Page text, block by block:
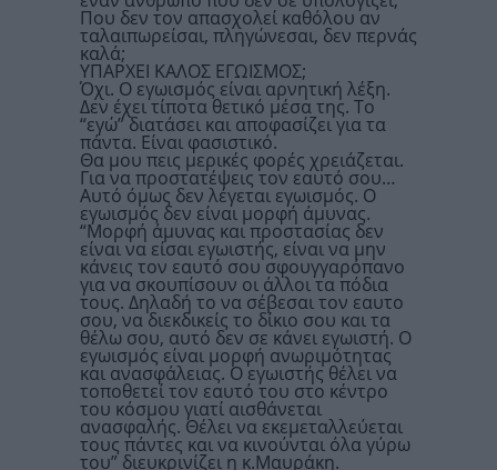
Που δεν τον απασχολεί καθόλου αν
ταλαιπωρείσαι, πληγώνεσαι, δεν περνάς
καλά;
ΥΠΑΡΧΕΙ ΚΑΛΟΣ ΕΓΩΙΣΜΟΣ;
Όχι. Ο εγωισμός είναι αρνητική λέξη.
Δεν έχει τίποτα θετικό μέσα της. Το
“εγώ” διατάσει και αποφασίζει για τα
πάντα. Είναι φασιστικό.
Θα μου πεις μερικές φορές χρειάζεται.
Για να προστατέψεις τον εαυτό σου…
Αυτό όμως δεν λέγεται εγωισμός. Ο
εγωισμός δεν είναι μορφή άμυνας.
“Μορφή άμυνας και προστασίας δεν
είναι να είσαι εγωιστής, είναι να μην
κάνεις τον εαυτό σου σφουγγαρόπανο
για να σκουπίσουν οι άλλοι τα πόδια
τους. Δηλαδή το να σέβεσαι τον εαυτο
σου, να διεκδικείς το δίκιο σου και τα
θέλω σου, αυτό δεν σε κάνει εγωιστή. Ο
εγωισμός είναι μορφή ανωριμότητας
και ανασφάλειας. Ο εγωιστής θέλει να
τοποθετεί τον εαυτό του στο κέντρο
του κόσμου γιατί αισθάνεται
ανασφαλής. Θέλει να εκεμεταλλεύεται
τους πάντες και να κινούνται όλα γύρω
του” διευκρινίζει η κ.Μαυράκη.